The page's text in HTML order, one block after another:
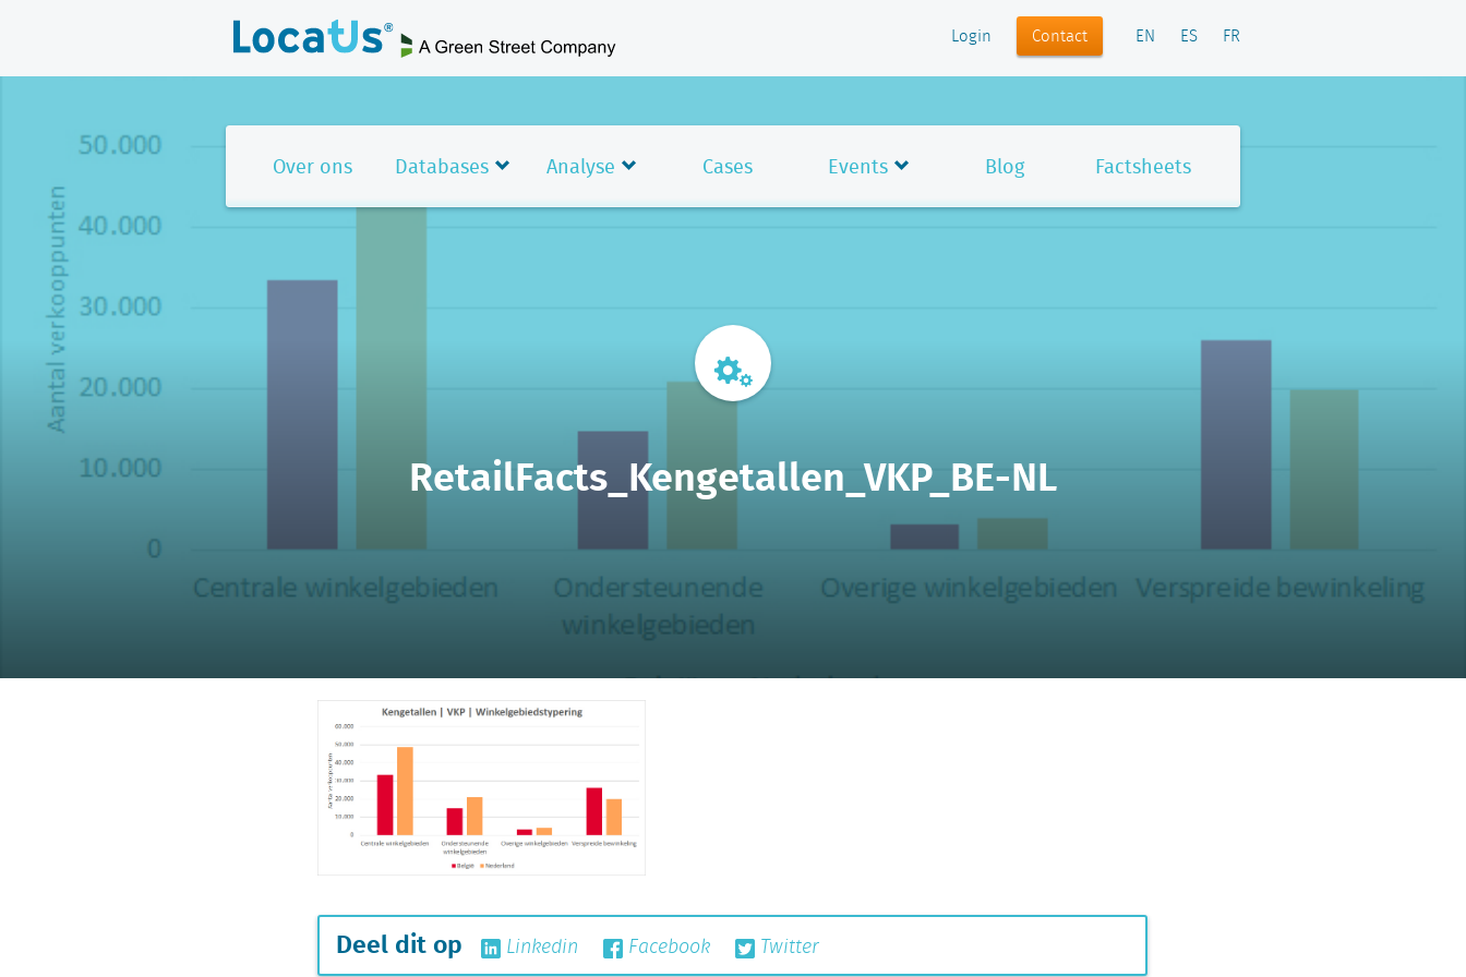
Login Contact EN ES FR
Over ons Databases Analyse Cases Events Blog Factsheets
RetailFacts_Kengetallen_VKP_BE-NL
Deel dit op Linkedin Facebook Twitter